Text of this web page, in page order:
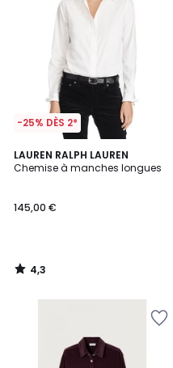
-25% DÈS 2*
LAUREN RALPH LAUREN
Chemise à manches longues
145,00 €
4,3
/ 5
4,3
/